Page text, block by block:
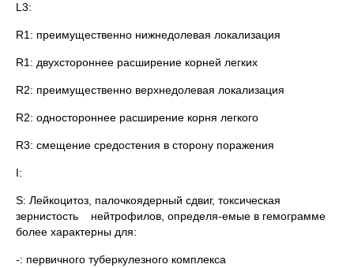
L3:
R1: преимущественно нижнедолевая локализация
R1: двухстороннее расширение корней легких
R2: преимущественно верхнедолевая локализация
R2: одностороннее расширение корня легкого
R3: смещение средостения в сторону поражения
I:
S: Лейкоцитоз, палочкоядерный сдвиг, токсическая
зернистость нейтрофилов, определя-емые в гемограмме
более характерны для:
-: первичного туберкулезного комплекса